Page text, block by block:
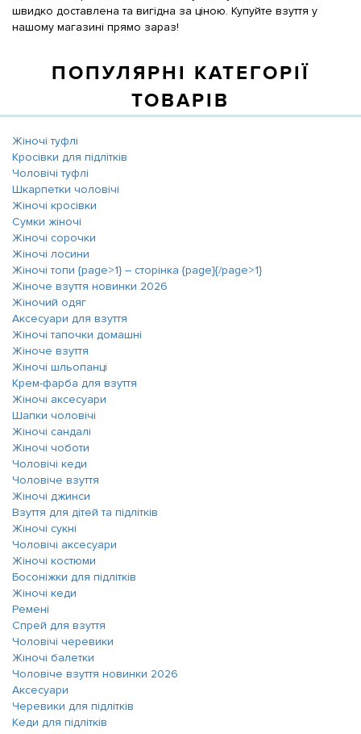
швидко доставлена та вигідна за ціною. Купуйте взуття у
нашому магазині прямо зараз!
ПОПУЛЯРНІ КАТЕГОРІЇ
ТОВАРІВ
Жіночі туфлі
Кросівки для підлітків
Чоловічі туфлі
Шкарпетки чоловічі
Жіночі кросівки
Сумки жіночі
Жіночі сорочки
Жіночі лосини
Жіночі топи {page>1} ― сторінка {page}{/page>1}
Жіноче взуття новинки 2026
Жіночий одяг
Аксесуари для взуття
Жіночі тапочки домашні
Жіноче взуття
Жіночі шльопанці
Крем-фарба для взуття
Жіночі аксесуари
Шапки чоловічі
Жіночі сандалі
Жіночі чоботи
Чоловічі кеди
Чоловіче взуття
Жіночі джинси
Взуття для дітей та підлітків
Жіночі сукні
Чоловічі аксесуари
Жіночі костюми
Босоніжки для підлітків
Жіночі кеди
Ремені
Спрей для взуття
Чоловічі черевики
Жіночі балетки
Чоловіче взуття новинки 2026
Аксесуари
Черевики для підлітків
Кеди для підлітків